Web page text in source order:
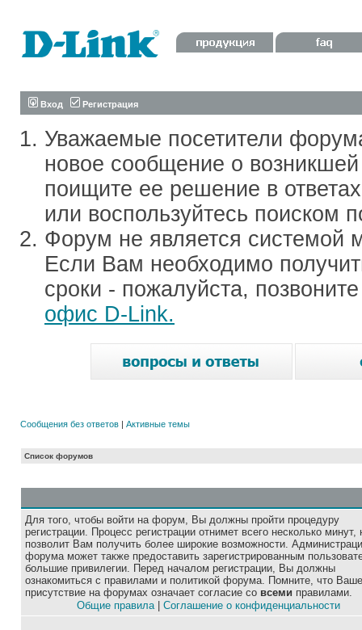
Вход Регистрация
Уважаемые посетители
новое сообщение о
поищите ее решение в
или воспользуйтесь поиском
Форум не является системой
Если Вам необходимо
сроки - пожалуйста,
офис D-Link.
Сообщения без ответов | Активные темы
Список форумов
Для того, чтобы войти на форум, Вы должны пройти процедуру
регистрации. Процесс регистрации отнимет всего несколько минут,
позволит Вам получить более широкие возможности.
форума может также предоставить зарегистрированным
большие привилегии. Перед началом регистрации, Вы должны
ознакомиться с правилами и политикой форума. Помните, что Ваше
присутствие на форумах означает согласие со всеми правилами.
Общие правила| Соглашение о конфиденциальности